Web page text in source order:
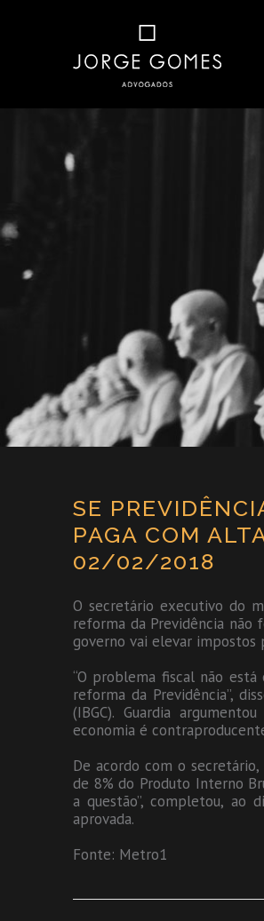
SE
PAGA COM
02/02/2018
O secretário executivo do
reforma da Previdência não
governo vai elevar impostos
“O problema fiscal não
reforma da Previdência”,
(IBGC). Guardia
economia é
De acordo com o
de 8% do Produto Interno
a questão”, completou, ao
aprovada.
Fonte: Metro1